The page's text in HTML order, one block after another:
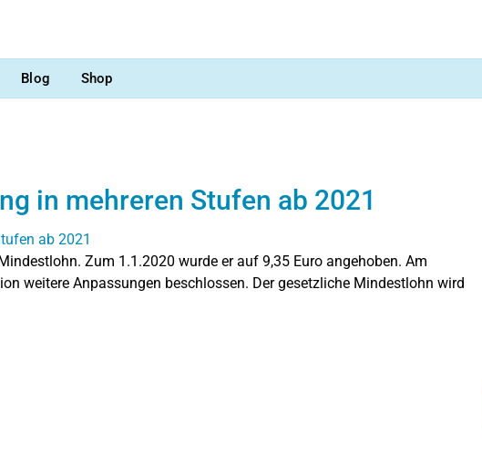
Blog Shop
in mehreren Stufen ab 2021
Zum 1.1.2020 wurde er auf 9,35 Euro angehoben. Am
weitere Anpassungen beschlossen. Der gesetzliche Mindestlohn wird